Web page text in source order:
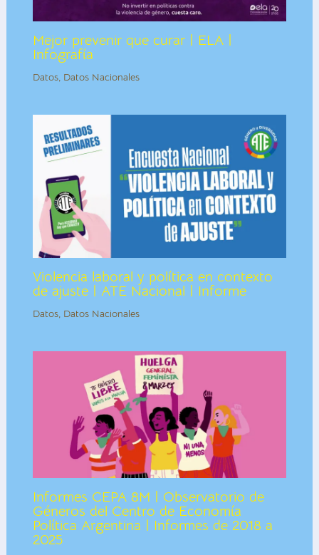
Mejor prevenir que curar | ELA |
Infografía
Datos, Datos Nacionales
Violencia laboral y política en contexto
de ajuste | ATE Nacional | Informe
Datos, Datos Nacionales
Informes CEPA 8M | Observatorio de
Géneros del Centro de Economía
Política Argentina | Informes de 2018 a
2025